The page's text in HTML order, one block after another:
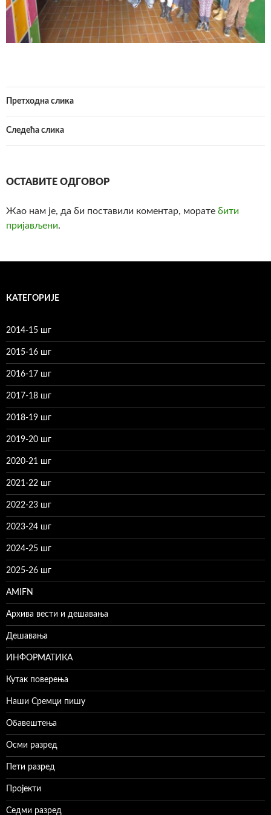
Претходна слика
Следећа слика
ОСТАВИТЕ ОДГОВОР
Жао нам је, да би поставили коментар, морате бити
пријављени.
КАТЕГОРИЈЕ
2014-15 шг
2015-16 шг
2016-17 шг
2017-18 шг
2018-19 шг
2019-20 шг
2020-21 шг
2021-22 шг
2022-23 шг
2023-24 шг
2024-25 шг
2025-26 шг
AMIFN
Архива вести и дешавања
Дешавања
ИНФОРМАТИКА
Кутак поверења
Наши Сремци пишу
Обавештења
Осми разред
Пети разред
Пројекти
Седми разред